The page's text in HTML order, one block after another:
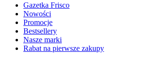
Gazetka Frisco
Nowości
Promocje
Bestsellery
Nasze marki
Rabat na pierwsze zakupy